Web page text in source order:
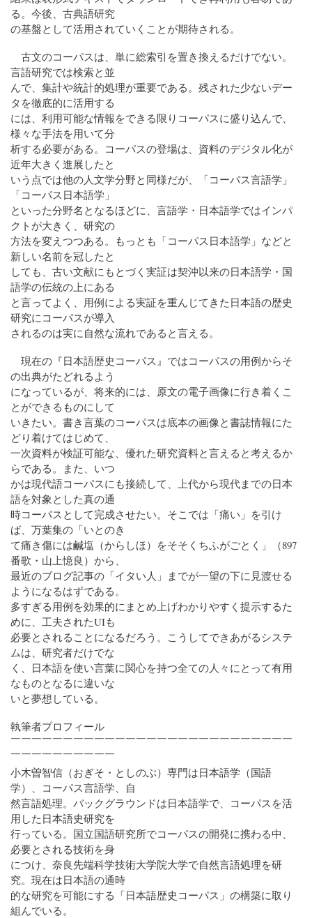
る。今後、古典語研究
の基盤として活用されていくことが期待される。
古文のコーパスは、単に総索引を置き換えるだけでない。
言語研究では検索と並
んで、集計や統計的処理が重要である。残された少ないデー
タを徹底的に活用する
には、利用可能な情報をできる限りコーパスに盛り込んで、
様々な手法を用いて分
析する必要がある。コーパスの登場は、資料のデジタル化が
近年大きく進展したと
いう点では他の人文学分野と同様だが、「コーパス言語学」
「コーパス日本語学」
といった分野名となるほどに、言語学・日本語学ではインパ
クトが大きく、研究の
方法を変えつつある。もっとも「コーパス日本語学」などと
新しい名前を冠したと
しても、古い文献にもとづく実証は契沖以来の日本語学・国
語学の伝統の上にある
と言ってよく、用例による実証を重んじてきた日本語の歴史
研究にコーパスが導入
されるのは実に自然な流れであると言える。
現在の『日本語歴史コーパス』ではコーパスの用例からそ
の出典がたどれるよう
になっているが、将来的には、原文の電子画像に行き着くこ
とができるものにして
いきたい。書き言葉のコーパスは底本の画像と書誌情報にた
どり着けてはじめて、
一次資料が検証可能な、優れた研究資料と言えると考えるか
らである。また、いつ
かは現代語コーパスにも接続して、上代から現代までの日本
語を対象とした真の通
時コーパスとして完成させたい。そこでは「痛い」を引け
ば、万葉集の「いとのき
て痛き傷には鹹塩（からしほ）をそそくちふがごとく」（897
番歌・山上憶良）から、
最近のブログ記事の「イタい人」までが一望の下に見渡せる
ようになるはずである。
多すぎる用例を効果的にまとめ上げわかりやすく提示するた
めに、工夫されたUIも
必要とされることになるだろう。こうしてできあがるシステ
ムは、研究者だけでな
く、日本語を使い言葉に関心を持つ全ての人々にとって有用
なものとなるに違いな
いと夢想している。
執筆者プロフィール
￣￣￣￣￣￣￣￣￣￣￣￣￣￣￣￣￣￣￣￣￣￣￣￣￣￣￣
￣￣￣￣￣￣￣￣￣￣
小木曽智信（おぎそ・としのぶ）専門は日本語学（国語
学）、コーパス言語学、自
然言語処理。バックグラウンドは日本語学で、コーパスを活
用した日本語史研究を
行っている。国立国語研究所でコーパスの開発に携わる中、
必要とされる技術を身
につけ、奈良先端科学技術大学院大学で自然言語処理を研
究。現在は日本語の通時
的な研究を可能にする「日本語歴史コーパス」の構築に取り
組んでいる。